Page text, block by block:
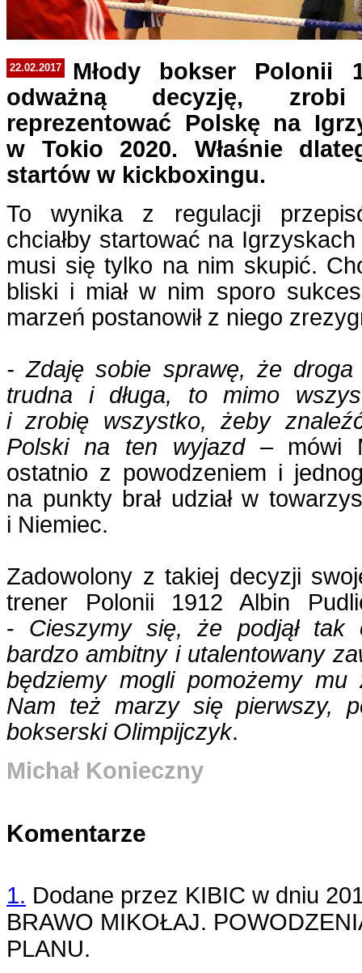
22.02.2017
Młody bokser Polonii
odważną decyzję,
reprezentować Polskę na
w Tokio 2020. Właśnie
startów w kickboxingu.
To wynika z regulacji
chciałby startować na
musi się tylko na nim skupić.
bliski i miał w nim sporo
marzeń postanowił z niego
- Zdaję sobie sprawę, że
trudna i długa, to mimo
i zrobię wszystko, żeby
Polski na ten wyjazd– mówi
ostatnio z powodzeniem i
na punkty brał udział w
i Niemiec.
Zadowolony z takiej decyzji
trener Polonii 1912 Albin
- Cieszymy się, że podjął
tak
bardzo ambitny i utalentowany
będziemy mogli pomożemy mu
Nam też marzy się pierwszy,
bokserski Olimpijczyk.
Michał Konieczny
Komentarze
1. Dodane przez KIBIC w dniu
BRAWO MIKOŁAJ.
PLANU.